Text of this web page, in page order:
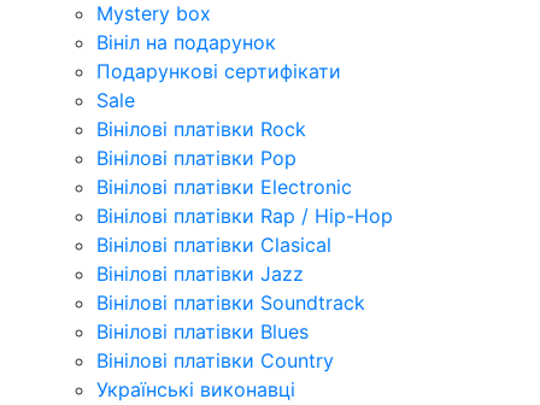
Mystery box
Вініл на подарунок
Подарункові сертифікати
Sale
Вінілові платівки Rock
Вінілові платівки Pop
Вінілові платівки Electronic
Вінілові платівки Rap / Hip-Hop
Вінілові платівки Clasical
Вінілові платівки Jazz
Вінілові платівки Soundtrack
Вінілові платівки Blues
Вінілові платівки Country
Українські виконавці